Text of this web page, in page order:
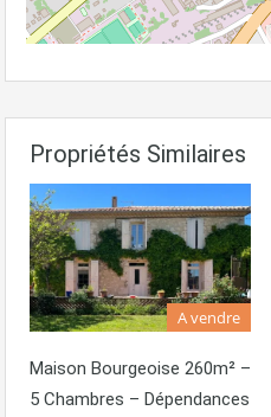
Propriétés Similaires
A vendre
Maison Bourgeoise 260m² –
5 Chambres – Dépendances